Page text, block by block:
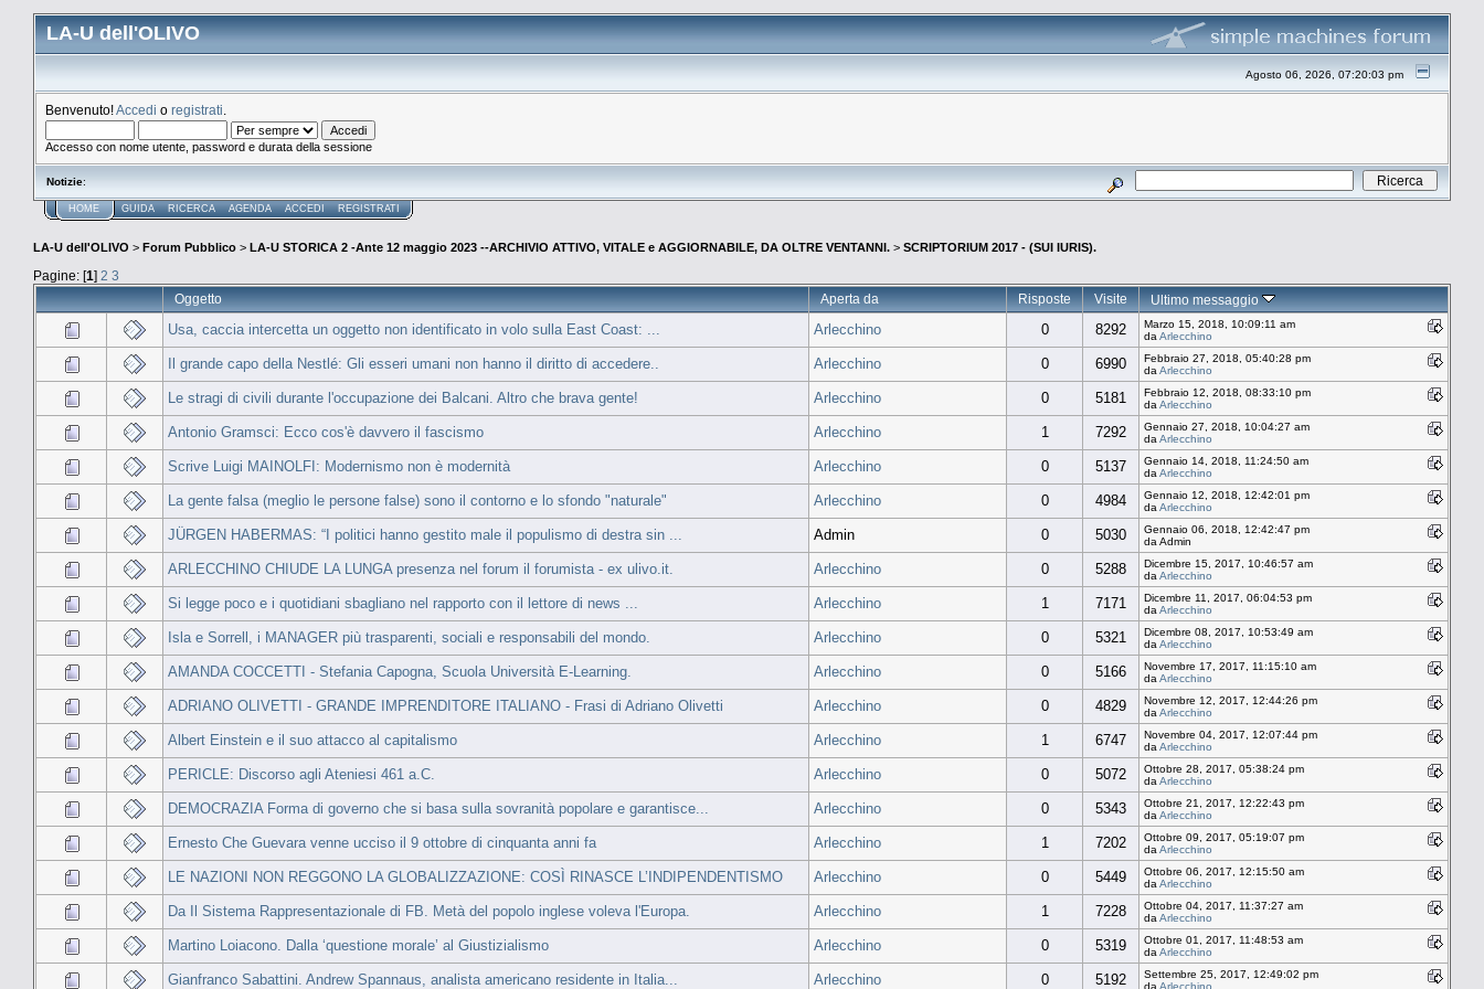
LA-U dell'OLIVO
Agosto 06, 2026, 07:20:03 pm
Benvenuto!Accedi o registrati
Accesso con nome utente, password e durata della sessione
Notizie:
HOME GUIDA RICERCA AGENDA ACCEDI REGISTRATI
LA-U dell'OLIVO > Forum Pubblico > LA-U STORICA 2 -Ante 12 maggio 2023 --ARCHIVIO ATTIVO, VITALE e AGGIORNABILE, DA OLTRE VENTANNI. > SCRIPTORIUM 2017 - (SUI IURIS).
Pagine: [1] 2 3
Oggetto
Aperta da Risposte Visite Ultimo messaggio
Usa, caccia intercetta un oggetto non identificato in volo sulla East Coast: ... Arlecchino 0 8292
Marzo 15, 2018, 10:09:11 am
da Arlecchino
Il grande capo della Nestlé: Gli esseri umani non hanno il diritto di accedere.. Arlecchino 0 6990
Febbraio 27, 2018, 05:40:28 pm
da Arlecchino
Le stragi di civili durante l'occupazione dei Balcani. Altro che brava gente! Arlecchino 0 5181
Febbraio 12, 2018, 08:33:10 pm
da Arlecchino
Antonio Gramsci: Ecco cos'è davvero il fascismo Arlecchino 1 7292
Gennaio 27, 2018, 10:04:27 am
da Arlecchino
Scrive Luigi MAINOLFI: Modernismo non è modernità Arlecchino 0 5137
Gennaio 14, 2018, 11:24:50 am
da Arlecchino
La gente falsa (meglio le persone false) sono il contorno e lo sfondo "naturale" Arlecchino 0 4984
Gennaio 12, 2018, 12:42:01 pm
da Arlecchino
JÜRGEN HABERMAS: “I politici hanno gestito male il populismo di destra sin ... Admin 0 5030
Gennaio 06, 2018, 12:42:47 pm
da Admin
ARLECCHINO CHIUDE LA LUNGA presenza nel forum il forumista - ex ulivo.it. Arlecchino 0 5288
Dicembre 15, 2017, 10:46:57 am
da Arlecchino
Si legge poco e i quotidiani sbagliano nel rapporto con il lettore di news ... Arlecchino 1 7171
Dicembre 11, 2017, 06:04:53 pm
da Arlecchino
Isla e Sorrell, i MANAGER più trasparenti, sociali e responsabili del mondo. Arlecchino 0 5321
Dicembre 08, 2017, 10:53:49 am
da Arlecchino
AMANDA COCCETTI - Stefania Capogna, Scuola Università E-Learning. Arlecchino 0 5166
Novembre 17, 2017, 11:15:10 am
da Arlecchino
ADRIANO OLIVETTI - GRANDE IMPRENDITORE ITALIANO - Frasi di Adriano Olivetti Arlecchino 0 4829
Novembre 12, 2017, 12:44:26 pm
da Arlecchino
Albert Einstein e il suo attacco al capitalismo Arlecchino 1 6747
Novembre 04, 2017, 12:07:44 pm
da Arlecchino
PERICLE: Discorso agli Ateniesi 461 a.C. Arlecchino 0 5072
Ottobre 28, 2017, 05:38:24 pm
da Arlecchino
DEMOCRAZIA Forma di governo che si basa sulla sovranità popolare e garantisce... Arlecchino 0 5343
Ottobre 21, 2017, 12:22:43 pm
da Arlecchino
Ernesto Che Guevara venne ucciso il 9 ottobre di cinquanta anni fa Arlecchino 1 7202
Ottobre 09, 2017, 05:19:07 pm
da Arlecchino
LE NAZIONI NON REGGONO LA GLOBALIZZAZIONE: COSÌ RINASCE L’INDIPENDENTISMO Arlecchino 0 5449
Ottobre 06, 2017, 12:15:50 am
da Arlecchino
Da Il Sistema Rappresentazionale di FB. Metà del popolo inglese voleva l'Europa. Arlecchino 1 7228
Ottobre 04, 2017, 11:37:27 am
da Arlecchino
Martino Loiacono. Dalla ‘questione morale’ al Giustizialismo Arlecchino 0 5319
Ottobre 01, 2017, 11:48:53 am
da Arlecchino
Gianfranco Sabattini. Andrew Spannaus, analista americano residente in Italia... Arlecchino 0 5192
Settembre 25, 2017, 12:49:02 pm
da Arlecchino